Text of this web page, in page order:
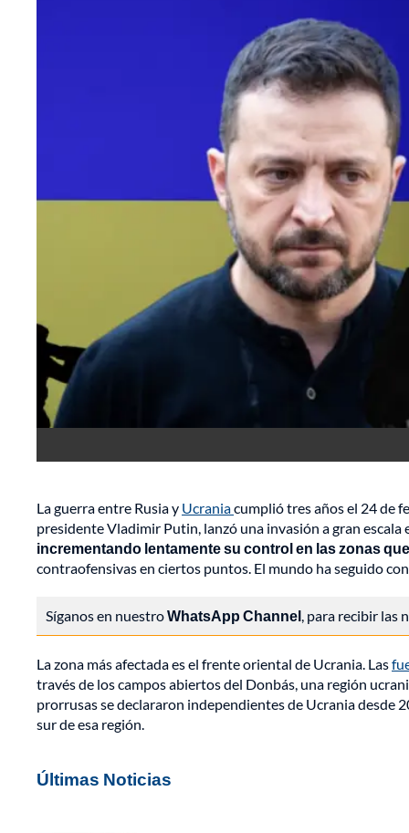
La guerra entre Rusia y Ucraniacumplió tres años el 24 de
presidente Vladimir Putin, lanzó una invasión a gran
incrementando lentamente su control en las zonas
contraofensivas en ciertos puntos. El mundo ha seguido
Síganos en nuestroWhatsApp Channel, para recibir las
La zona más afectada es el frente oriental de Ucrania. Las
través de los campos abiertos del Donbás, una región
prorrusas se declararon independientes de Ucrania desde
sur de esa región.
Últimas Noticias